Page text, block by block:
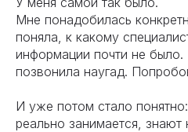
Мне понадобилась
поняла, к какому
информации почти не было.
позвонила наугад.
И уже потом стало
реально занимается, знают